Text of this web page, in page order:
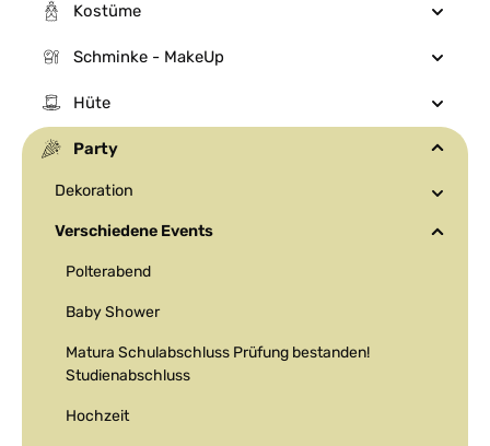
Kostüme
Schminke - MakeUp
Hüte
Party
Dekoration
Verschiedene Events
Polterabend
Baby Shower
Matura Schulabschluss Prüfung bestanden!
Studienabschluss
Hochzeit